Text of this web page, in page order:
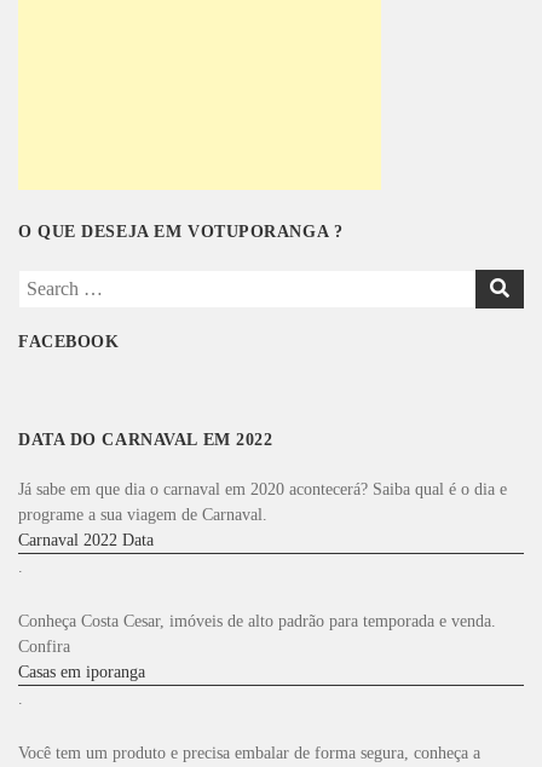
O QUE DESEJA EM VOTUPORANGA ?
a
f
:
FACEBOOK
DATA DO CARNAVAL EM 2022
Já sabe em que dia o carnaval em 2020 acontecerá? Saiba qual é o dia e
programe a sua viagem de Carnaval.
Carnaval 2022 Data
.
Conheça Costa Cesar, imóveis de alto padrão para temporada e venda.
Confira
Casas em iporanga
.
Você tem um produto e precisa embalar de forma segura, conheça a